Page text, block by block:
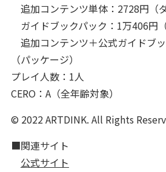
追加コンテンツ単体：2728円（
ガイドブックパック：1万406円
追加コンテンツ＋公式ガイドブ
（パッケージ）
プレイ人数：1人
CERO：A（全年齢対象）
© 2022 ARTDINK. All Rights
■関連サイト
公式サイト